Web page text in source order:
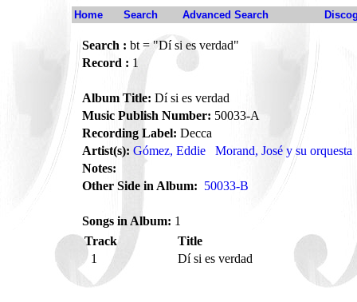
Home Search Advanced Search
Search : bt = "Dí si es verdad"
Record : 1
Album Title: Dí si es verdad
Music Publish Number: 50033-A
Recording Label: Decca
Artist(s): Gómez, Eddie
Morand, José y su orquesta
Notes:
Other Side in Album: 50033-B
Songs in Album: 1
Track
Title
1
Dí si es verdad